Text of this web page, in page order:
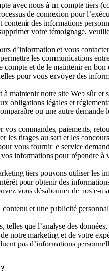
avec nous à un compte tiers
de connexion pour
des informations
votre témoignage,
d’information et vous
les communications
et de le maintenir en bon
pour vous envoyer des
maintenir notre site Web sûr
obligations légales et
ou une autre
commandes, paiements,
tirages au sort et les
vous fournir le service
informations pour répondre
tiers pouvons utiliser les
pour obtenir des
vous désabonner de nos
et une publicité
que l’analyse des
notre marketing et de votre
pas d’informations